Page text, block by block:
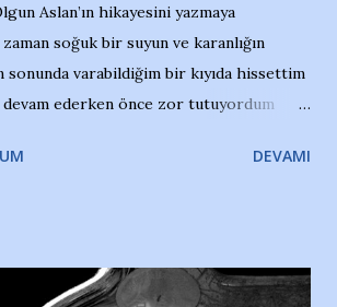
Aslan’ın hikayesini yazmaya
zaman soğuk bir suyun ve karanlığın
sonunda varabildiğim bir kıyıda hissettim
devam ederken önce zor tutuyordum
bitirebildim ancak…Kendisinin web
başlıyorum… 1964 Adana Yüzme
DEVAMI